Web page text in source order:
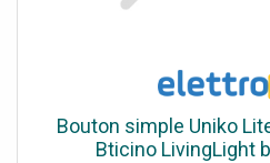
Bouton simple Uniko
Bticino LivingLight